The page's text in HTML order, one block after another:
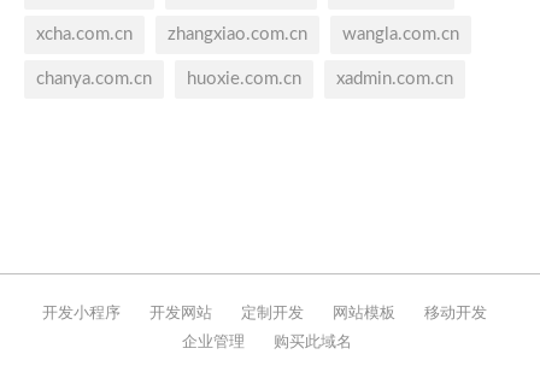
xcha.com.cn zhangxiao.com.cn wangla.com.cn
chanya.com.cn huoxie.com.cn xadmin.com.cn
开发小程序 开发网站 定制开发 网站模板
移动开发
企业管理
购买此域名